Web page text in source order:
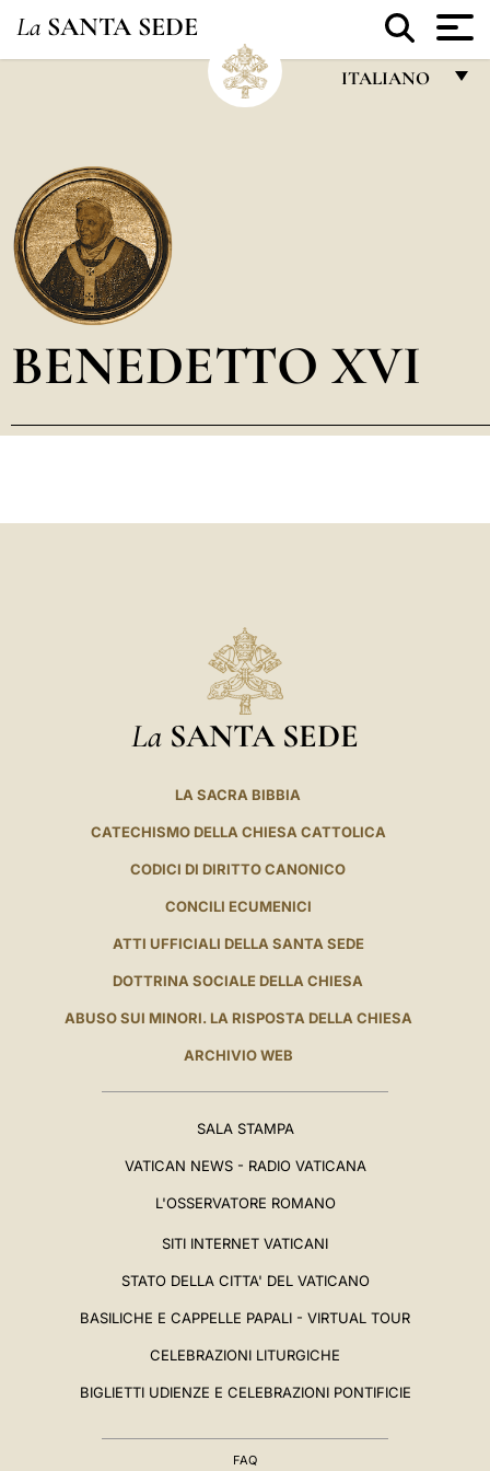
La SANTA SEDE
ITALIANO
POLSKI
العربيّة
BENEDETTO XVI
La SANTA SEDE
LA SACRA BIBBIA
CATECHISMO DELLA CHIESA CATTOLICA
CODICI DI DIRITTO CANONICO
CONCILI ECUMENICI
ATTI UFFICIALI DELLA SANTA SEDE
DOTTRINA SOCIALE DELLA CHIESA
ABUSO SUI MINORI. LA RISPOSTA DELLA CHIESA
ARCHIVIO WEB
SALA STAMPA
VATICAN NEWS - RADIO VATICANA
L'OSSERVATORE ROMANO
SITI INTERNET VATICANI
STATO DELLA CITTA' DEL VATICANO
BASILICHE E CAPPELLE PAPALI - VIRTUAL TOUR
CELEBRAZIONI LITURGICHE
BIGLIETTI UDIENZE E CELEBRAZIONI PONTIFICIE
FAQ